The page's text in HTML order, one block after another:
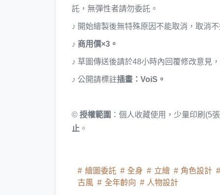
託，無彈性者請勿委託。
♪ 開始繪製後無特殊原因不能取消，取消
♪ 商用價×3。
♪ 草圖傳送後請於48小時內回覆修改意見
♪ 公開請標註插畫：VoiS。
© 授權範圍 ：個人收藏使用，少量印刷(5
止 。
繪圖委託 全身 立繪
角色設計
古風
全年齡向 人物設計